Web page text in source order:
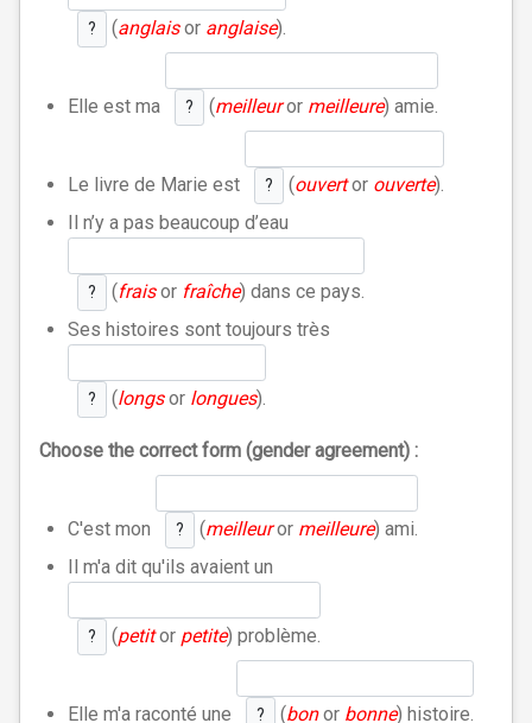
? (anglaisor anglaise).
Elle est ma ? (meilleuror meilleure) amie.
Le livre de Marie est ? (ouvertor ouverte).
Il n’y a pas beaucoup d’eau
? (fraisor fraîche) dans ce pays.
Ses histoires sont toujours très
? (longsor longues).
Choose the correct form (gender agreement) :
C'est mon ? (meilleuror meilleure) ami.
Il m'a dit qu'ils avaient un
? (petitor petite) problème.
Elle m'a raconté une ? (bonor bonne) histoire.